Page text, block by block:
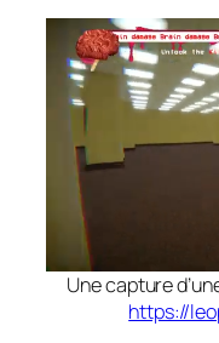
Une capture
https://